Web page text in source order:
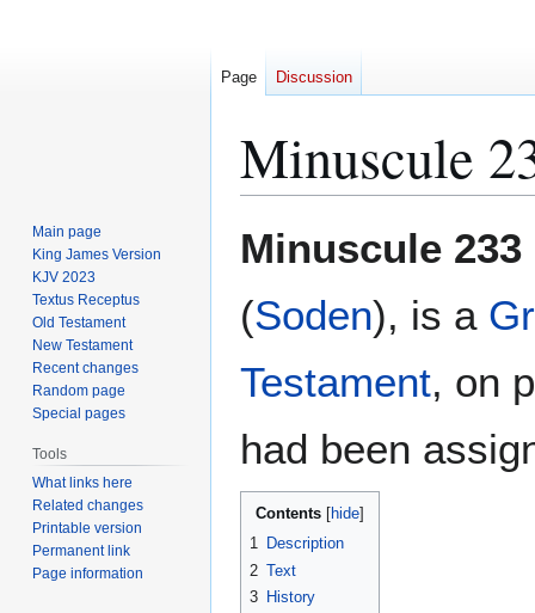
Minuscule
toto
Minuscule 233
(Soden), is a
Testament, on
had been
Contents
1 Description
2 Text
3 History
Page Discussion
Main page
King James Version
KJV 2023
Textus Receptus
Old Testament
New Testament
Recent changes
Random page
Special pages
Tools
What links here
Related changes
Printable version
Permanent link
Page information